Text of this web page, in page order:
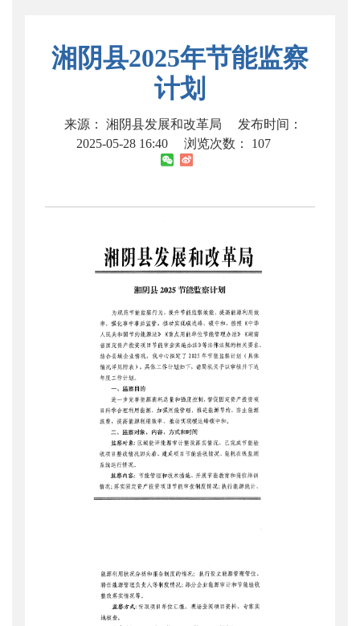
湘阴县2025年节能监察
计划
来源： 湘阴县发展和改革局
发布时间：
2025-05-28 16:40
浏览次数： 107